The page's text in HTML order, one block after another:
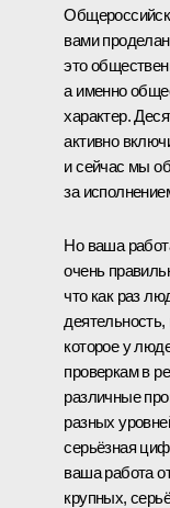
вами
это
а именно
характер.
активно
и сейчас мы
за
Но ваша
очень
что как раз
деятельность,
которое у
проверкам в
различные
разных
серьёзная
ваша работа
крупных,